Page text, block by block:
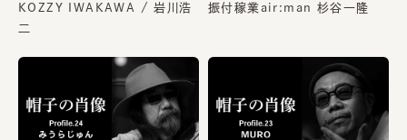
KOZZY IWAKAWA / 岩川浩
二
振付稼業air:man 杉谷一隆